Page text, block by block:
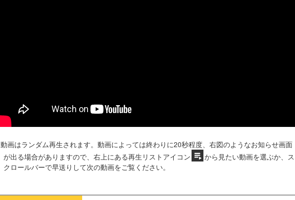
動画はランダム再生されます。動画によっては終わりに20秒程度、右図のようなお知らせ画面
が出る場合がありますので、右上にある再生リストアイコン
から見たい動画を選ぶか、ス
クロールバーで早送りして次の動画をご覧ください。